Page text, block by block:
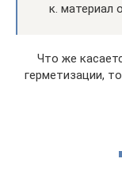
к. материал
Что же
герметизации,